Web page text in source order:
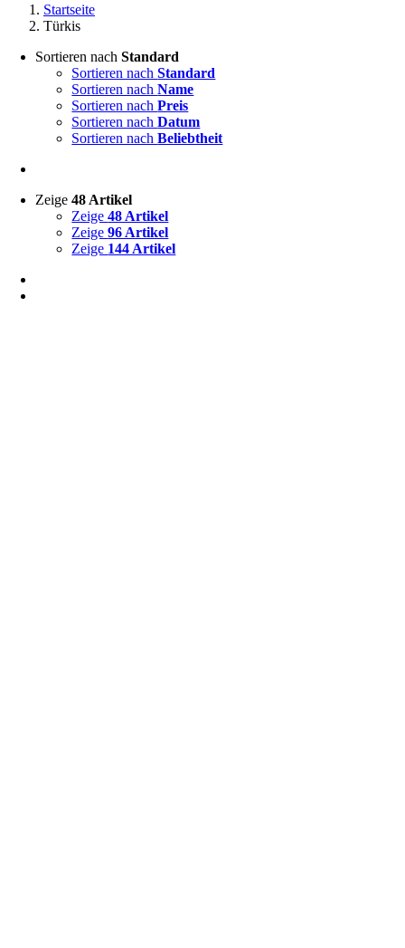
Startseite
Türkis
Sortieren nachStandard
Sortieren nachStandard
Sortieren nachName
Sortieren nachPreis
Sortieren nachDatum
Sortieren nachBeliebtheit
Zeige48 Artikel
Zeige48 Artikel
Zeige96 Artikel
Zeige 144 Artikel